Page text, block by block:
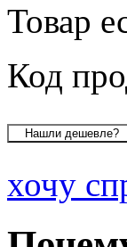
Товар
Код
хочу